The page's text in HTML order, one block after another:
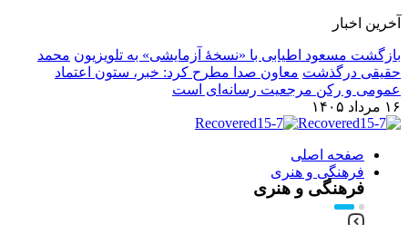
آخرین اخبار
بازگشت مسعود اطیابی با «نسخهٔ آزمایشی» به تلویزیون محمد
حقیقی درگذشت معاون صدا مطرح کرد: خبر، ستون اعتماد
عمومی و رکن مرجعیت رسانه‌ای است
۱۶ مرداد ۱۴۰۵
صفحه اصلی
فرهنگی و هنری
فرهنگی و هنری